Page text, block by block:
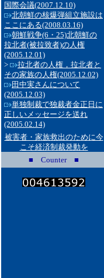
国際会議(2007.12.10)
北朝鮮の核爆弾組立施設は
ここにある(2008.03.16)
朝鮮戦争(6・25)北朝鮮の
拉北者(被拉致者)の人権
(2005.12.01)
>
拉北者の人権，拉北者と
その家族の人権(2005.12.02)
田中実さんについて
(2005.12.03)
単独制裁で独裁者金正日に
正しいメッセージを送れ
(2005.02.14)
被害者・家族救出のために今
こそ経済制裁発動を
■ Counter ■